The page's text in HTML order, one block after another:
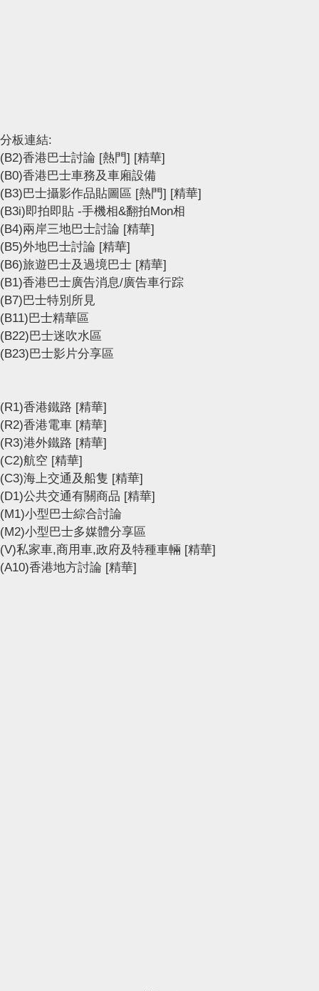
分板連結:
(B2)香港巴士討論 [熱門] [精華]
(B0)香港巴士車務及車廂設備
(B3)巴士攝影作品貼圖區 [熱門] [精華]
(B3i)即拍即貼 -手機相&翻拍Mon相
(B4)兩岸三地巴士討論 [精華]
(B5)外地巴士討論 [精華]
(B6)旅遊巴士及過境巴士 [精華]
(B1)香港巴士廣告消息/廣告車行踪
(B7)巴士特別所見
(B11)巴士精華區
(B22)巴士迷吹水區
(B23)巴士影片分享區
(R1)香港鐵路 [精華]
(R2)香港電車 [精華]
(R3)港外鐵路 [精華]
(C2)航空 [精華]
(C3)海上交通及船隻 [精華]
(D1)公共交通有關商品 [精華]
(M1)小型巴士綜合討論
(M2)小型巴士多媒體分享區
(V)私家車,商用車,政府及特種車輛 [精華]
(A10)香港地方討論 [精華]